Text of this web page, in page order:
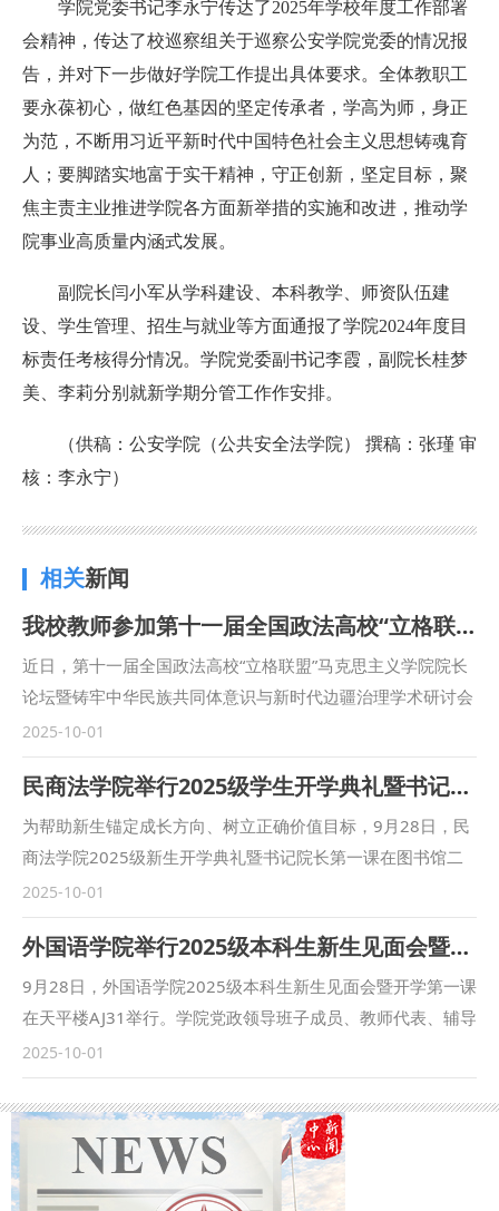
学院党委书记李永宁传达了2025年学校年度工作部署
会精神，传达了校巡察组关于巡察公安学院党委的情况报
告，并对下一步做好学院工作提出具体要求。全体教职工
要永葆初心，做红色基因的坚定传承者，学高为师，身正
为范，不断用习近平新时代中国特色社会主义思想铸魂育
人；要脚踏实地富于实干精神，守正创新，坚定目标，聚
焦主责主业推进学院各方面新举措的实施和改进，推动学
院事业高质量内涵式发展。
副院长闫小军从学科建设、本科教学、师资队伍建
设、学生管理、招生与就业等方面通报了学院2024年度目
标责任考核得分情况。学院党委副书记李霞，副院长桂梦
美、李莉分别就新学期分管工作作安排。
（供稿：公安学院（公共安全法学院） 撰稿：张瑾 审
核：李永宁）
相关新闻
我校教师参加第十一届全国政法高校“立格联盟”马克思主义学院院长论坛暨铸牢中华民族共同体意识与新时代边疆治理学术研讨会
近日，第十一届全国政法高校“立格联盟”马克思主义学院院长
论坛暨铸牢中华民族共同体意识与新时代边疆治理学术研讨会
在新疆政法学院举行。我校马克思主义学院副院长鲁洋、院长
助理赵琳、闫欢应邀参会。 在论坛主旨发言环节，鲁洋作题
为“‘四个与共’与铸牢中华民族共同体意识”的发言。在平行论坛
发言环节，赵琳作题为“一核两融·三维协同：西北政法大学思
政课教学高质量发展的实践探索”的发言。鲁洋还参加了“立格
联盟”高校院长与组团式对口援助新疆政法学院马克思主义学
院院长联席会议。 本次立格联盟院长论坛的举办恰逢庆祝新
疆维吾尔自治区成立70周年之际，论坛紧紧聚焦铸牢中华民族
共同体意识和新时代边疆治理，是高校人文社会科学研究围绕
党在新时代中心工作的体现，为进一步贯彻落实新时代治疆方
2025-10-01
民商法学院举行2025级学生开学典礼暨书记院长第一课
为帮助新生锚定成长方向、树立正确价值目标，9月28日，民
商法学院2025级新生开学典礼暨书记院长第一课在图书馆二
楼满天星报告厅举行。民商法学院党委书记朱茂、院长程淑娟
等党政领导、行政干部、辅导员及2025级全体本科生、二学
位学生参加活动，活动由学院副院长凤建军主持。 在庄严肃
穆的国歌声中，本次典礼正式拉开了序幕。 朱茂为2025级全
体新生讲授了“书记第一课”。他表示，学校红色基因浓厚，法
学特色鲜明，建校以来为国家和社会培养了大量人才。同时，
他还对同学们提出三点希望：一是深植红色根脉，以忠诚铸魂
立心，在延安精神滋养中，忠诚于对马克思主义的信仰和对法
治中国的坚守；二是精研法治真义，以德法兼修立身，既要钻
进法典条文穷究其理，又要躬身实践体悟“奉法图强”的重量；
三是勇担时代使命，以实干笃行立业，通过社会实践、专业见
2025-10-01
外国语学院举行2025级本科生新生见面会暨开学第一课
9月28日，外国语学院2025级本科生新生见面会暨开学第一课
在天平楼AJ31举行。学院党政领导班子成员、教师代表、辅导
员以及全体2025级本科新生参加了本次活动。活动由学院党
委副书记、副院长刘瑾主持。 学院党委书记杨华以“承红色基
因，扬时代新风”为题，为全体新生讲授开学第一课。他详细
介绍了学校的校史校情及学院发展，要求新生们要以外语为桥
梁，让中国声音响彻世界；以法律为坚守，让专业能力成为报
国利器；以品德为底色，让人格光芒超越技术逻辑；以奋斗为
2025-10-01